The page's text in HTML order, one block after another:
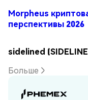
Morpheus
перспективы 2026
sidelined
Больше